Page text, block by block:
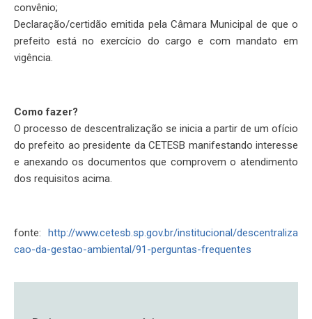
convênio;
Declaração/certidão emitida pela Câmara Municipal de que o
prefeito está no exercício do cargo e com mandato em
vigência.
Como fazer?
O processo de descentralização se inicia a partir de um ofício
do prefeito ao presidente da CETESB manifestando interesse
e anexando os documentos que comprovem o atendimento
dos requisitos acima.
fonte: http://www.cetesb.sp.gov.br/institucional/descentraliza
cao-da-gestao-ambiental/91-perguntas-frequentes